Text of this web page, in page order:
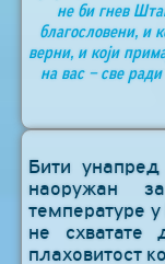
не би гнев
благословени, и
верни, и који
на вас – све
Бити
наоружан
температуре у
не
плаховитост